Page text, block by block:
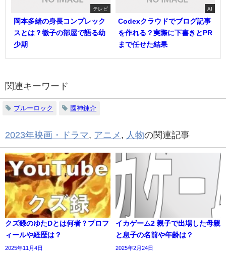
テレビ
岡本多緒の身長コンプレック
スとは？徹子の部屋で語る幼
少期
AI
Codexクラウドでブログ記事
を作れる？実際に下書きとPR
まで任せた結果
関連キーワード
ブルーロック 國神錬介
2023年映画・ドラマ, アニメ , 人物の関連記事
クズ録のゆたDとは何者？プロフ
ィールや経歴は？
2025年11月4日
イカゲーム2 親子で出場した母親
と息子の名前や年齢は？
2025年2月24日